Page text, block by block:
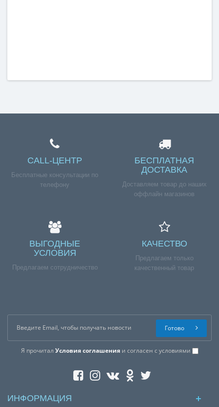
CALL-ЦЕНТР
Бесплатные консультации по
телефону
БЕСПЛАТНАЯ
ДОСТАВКА
Доставляем товар до наших
оффлайн магазинов
ВЫГОДНЫЕ
УСЛОВИЯ
Предлагаем сотрудничество
КАЧЕСТВО
Предлагаем только
качественный товар
Я прочитал Условия соглашенияи согласен с условиями
Готово
ИНФОРМАЦИЯ